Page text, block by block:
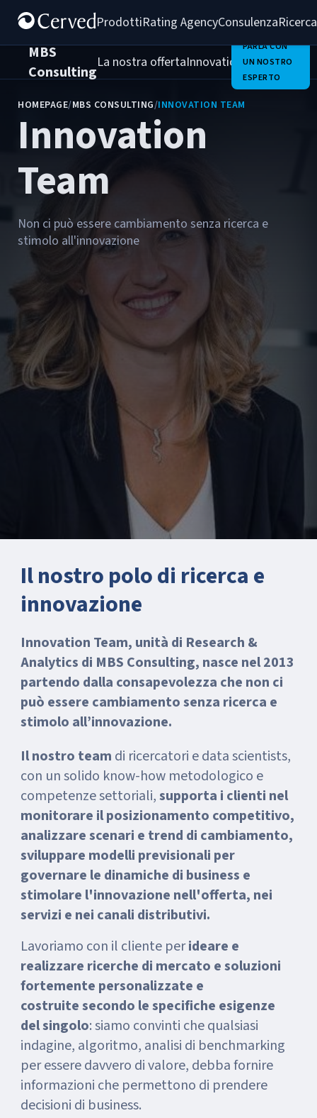
ProdottiRating AgencyConsulenza
MBS
Consulting
La nostra offertaInnovation TeamChi
PARLA CON
UN NOSTRO
ESPERTO
HOMEPAGE/MBS CONSULTING/INNOVATION TEAM
Innovation
Team
Non ci può essere cambiamento senza ricerca e
stimolo all'innovazione
Il nostro polo di ricerca e
innovazione
Innovation Team, unità di Research &
Analytics di MBS Consulting, nasce nel 2013
partendo dalla consapevolezza che non ci
può essere cambiamento senza ricerca e
stimolo all’innovazione.
Il nostro team di ricercatori e data scientists,
con un solido know-how metodologico e
competenze settoriali,supporta i clienti nel
monitorare il posizionamento competitivo,
analizzare scenari e trend di cambiamento,
sviluppare modelli previsionali per
governare le dinamiche di business e
stimolare l'innovazione nell'offerta, nei
servizi e nei canali distributivi.
Lavoriamo con il cliente perideare e
realizzare ricerche di mercato e soluzioni
fortemente personalizzate e
costruite secondo le specifiche esigenze
del singolo: siamo convinti che qualsiasi
indagine, algoritmo, analisi di benchmarking
per essere davvero di valore, debba fornire
informazioni che permettono di prendere
decisioni di business.